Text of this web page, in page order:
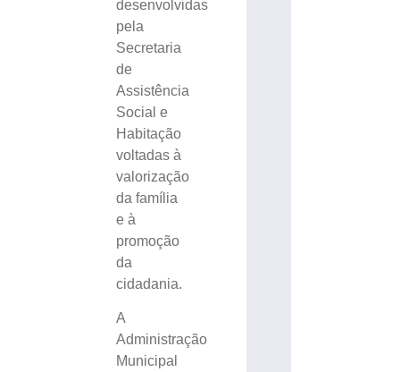
desenvolvidas
pela
Secretaria
de
Assistência
Social e
Habitação
voltadas à
valorização
da família
e à
promoção
da
cidadania.
A
Administração
Municipal